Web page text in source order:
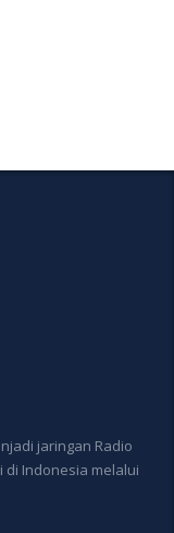
jaringan Radio
Indonesia melalui